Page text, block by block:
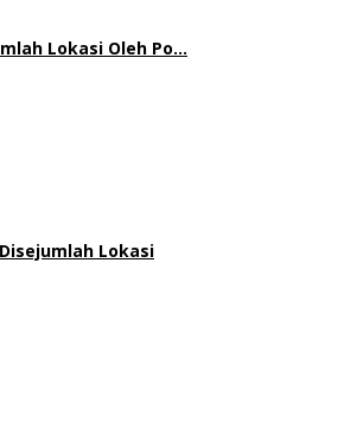
Lokasi Oleh Po…
Lokasi